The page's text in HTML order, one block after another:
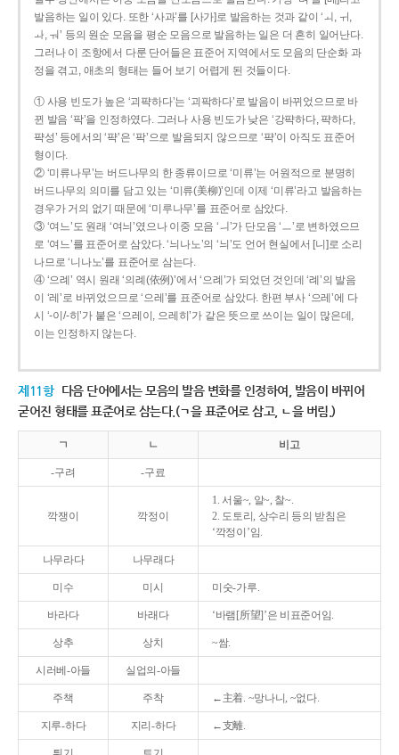
발음하는 일이 있다. 또한 ‘사과’를 [사가]로 발음하는 것과 같이 ‘ㅚ, ㅟ,
ㅘ, ㅝ’ 등의 원순 모음을 평순 모음으로 발음하는 일은 더 흔히 일어난다.
그러나 이 조항에서 다룬 단어들은 표준어 지역에서도 모음의 단순화 과
정을 겪고, 애초의 형태는 들어 보기 어렵게 된 것들이다.
① 사용 빈도가 높은 ‘괴퍅하다’는 ‘괴팍하다’로 발음이 바뀌었으므로 바
뀐 발음 ‘팍’을 인정하였다. 그러나 사용 빈도가 낮은 ‘강퍅하다, 퍅하다,
퍅성’ 등에서의 ‘퍅’은 ‘팍’으로 발음되지 않으므로 ‘퍅’이 아직도 표준어
형이다.
② ‘미류나무’는 버드나무의 한 종류이므로 ‘미류’는 어원적으로 분명히
버드나무의 의미를 담고 있는 ‘미류(美柳)’인데 이제 ‘미류’라고 발음하는
경우가 거의 없기 때문에 ‘미루나무’를 표준어로 삼았다.
③ ‘여느’도 원래 ‘여늬’였으나 이중 모음 ‘ㅢ’가 단모음 ‘ㅡ’로 변하였으므
로 ‘여느’를 표준어로 삼았다. ‘늬나노’의 ‘늬’도 언어 현실에서 [니]로 소리
나므로 ‘니나노’를 표준어로 삼는다.
④ ‘으례’ 역시 원래 ‘의례(依例)’에서 ‘으례’가 되었던 것인데 ‘례’의 발음
이 ‘레’로 바뀌었으므로 ‘으레’를 표준어로 삼았다. 한편 부사 ‘으레’에 다
시 ‘-이/-히’가 붙은 ‘으레이, 으레히’가 같은 뜻으로 쓰이는 일이 많은데,
이는 인정하지 않는다.
제11항 다음 단어에서는 모음의 발음 변화를 인정하여, 발음이 바뀌어
굳어진 형태를 표준어로 삼는다.(ㄱ을 표준어로 삼고, ㄴ을 버림.)
ㄱ ㄴ 비고
-구려 -구료
깍쟁이 깍정이
1. 서울~, 알~, 찰~.
2. 도토리, 상수리 등의 받침은
‘깍정이’임.
나무라다 나무래다
미수 미시 미숫-가루.
바라다 바래다 ‘바램[所望]’은 비표준어임.
상추 상치 ~쌈.
시러베-아들 실업의-아들
주책 주착 ←主着. ~망나니, ~없다.
지루-하다 지리-하다 ←支離.